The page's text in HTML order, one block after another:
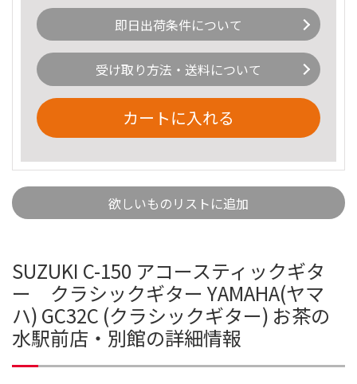
即日出荷条件について
受け取り方法・送料について
カートに入れる
欲しいものリストに追加
SUZUKI C-150 アコースティックギタ
ー クラシックギター YAMAHA(ヤマ
ハ) GC32C (クラシックギター) お茶の
水駅前店・別館の詳細情報